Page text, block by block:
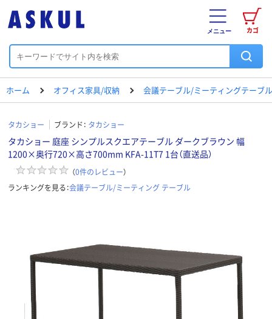
カゴ
メニュー
ホーム オフィス家具/収納 会議テーブル/ミーティングテーブル
タカショー ブランド： タカショー
タカショー 庭座 シンプルスクエアテーブル ダークブラウン 幅
1200×奥行720×高さ700mm KFA-11T7 1台（直送品）
（0件のレビュー）
ランキングを見る：会議テーブル/ミーティング テーブル